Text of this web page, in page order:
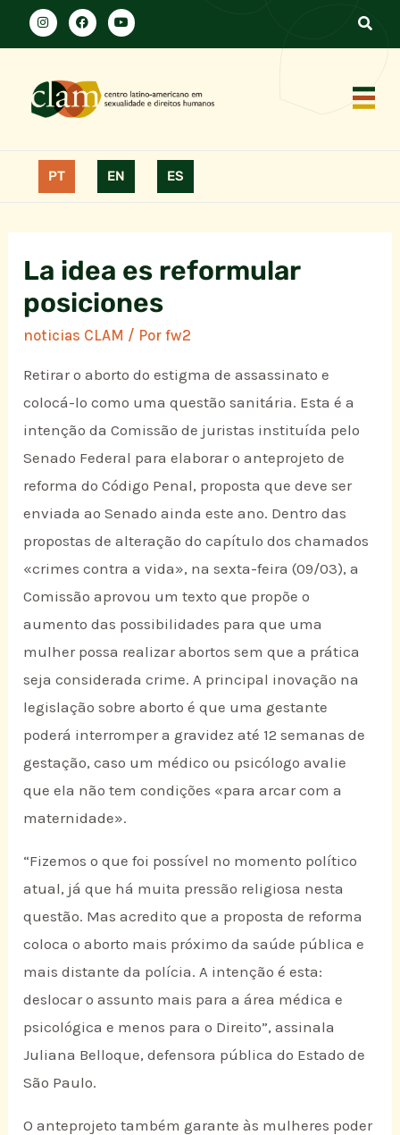
PT EN ES
La idea es reformular
posiciones
noticias CLAM / Porfw2
Retirar o aborto do estigma de assassinato e
colocá-lo como uma questão sanitária. Esta é a
intenção da Comissão de juristas instituída pelo
Senado Federal para elaborar o anteprojeto de
reforma do Código Penal, proposta que deve ser
enviada ao Senado ainda este ano. Dentro das
propostas de alteração do capítulo dos chamados
«crimes contra a vida», na sexta-feira (09/03), a
Comissão aprovou um texto que propõe o
aumento das possibilidades para que uma
mulher possa realizar abortos sem que a prática
seja considerada crime. A principal inovação na
legislação sobre aborto é que uma gestante
poderá interromper a gravidez até 12 semanas de
gestação, caso um médico ou psicólogo avalie
que ela não tem condições «para arcar com a
maternidade».
“Fizemos o que foi possível no momento político
atual, já que há muita pressão religiosa nesta
questão. Mas acredito que a proposta de reforma
coloca o aborto mais próximo da saúde pública e
mais distante da polícia. A intenção é esta:
deslocar o assunto mais para a área médica e
psicológica e menos para o Direito”, assinala
Juliana Belloque, defensora pública do Estado de
São Paulo.
O anteprojeto também garante às mulheres poder